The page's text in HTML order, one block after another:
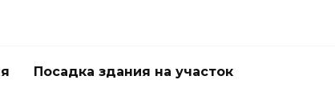
Посадка здания на участок